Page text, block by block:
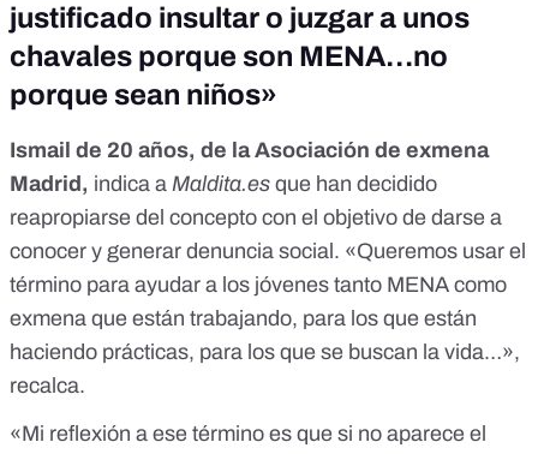
justificado insultar o juzgar a unos
chavales porque son MENA…no
porque sean niños»
Ismail de 20 años, de la Asociación de exmena
Madrid, indica a Maldita.es que han decidido
reapropiarse del concepto con el objetivo de darse a
conocer y generar denuncia social. «Queremos usar el
término para ayudar a los jóvenes tanto MENA como
exmena que están trabajando, para los que están
haciendo prácticas, para los que se buscan la vida…»,
recalca.
«Mi reflexión a ese término es que si no aparece el